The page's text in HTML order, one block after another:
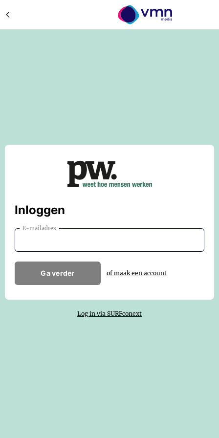
Inloggen
E-mailadres
Ga verder of maak een account
Log in via SURFconext